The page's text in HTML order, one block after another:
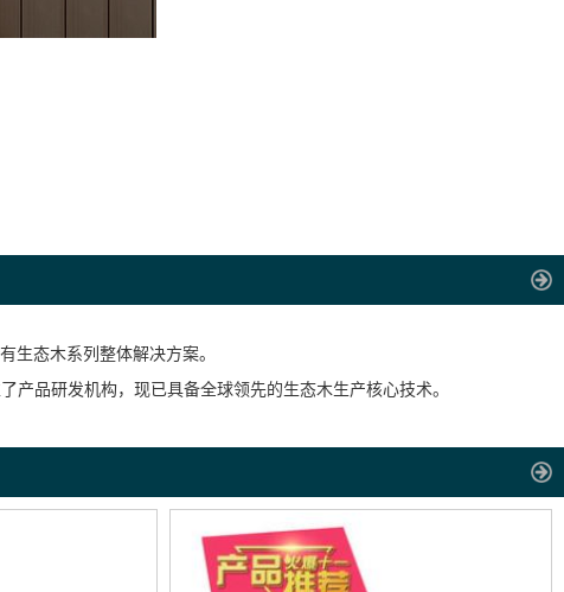
态木系列整体解决方案。
品研发机构，现已具备全球领先的生态木生产核心技术。